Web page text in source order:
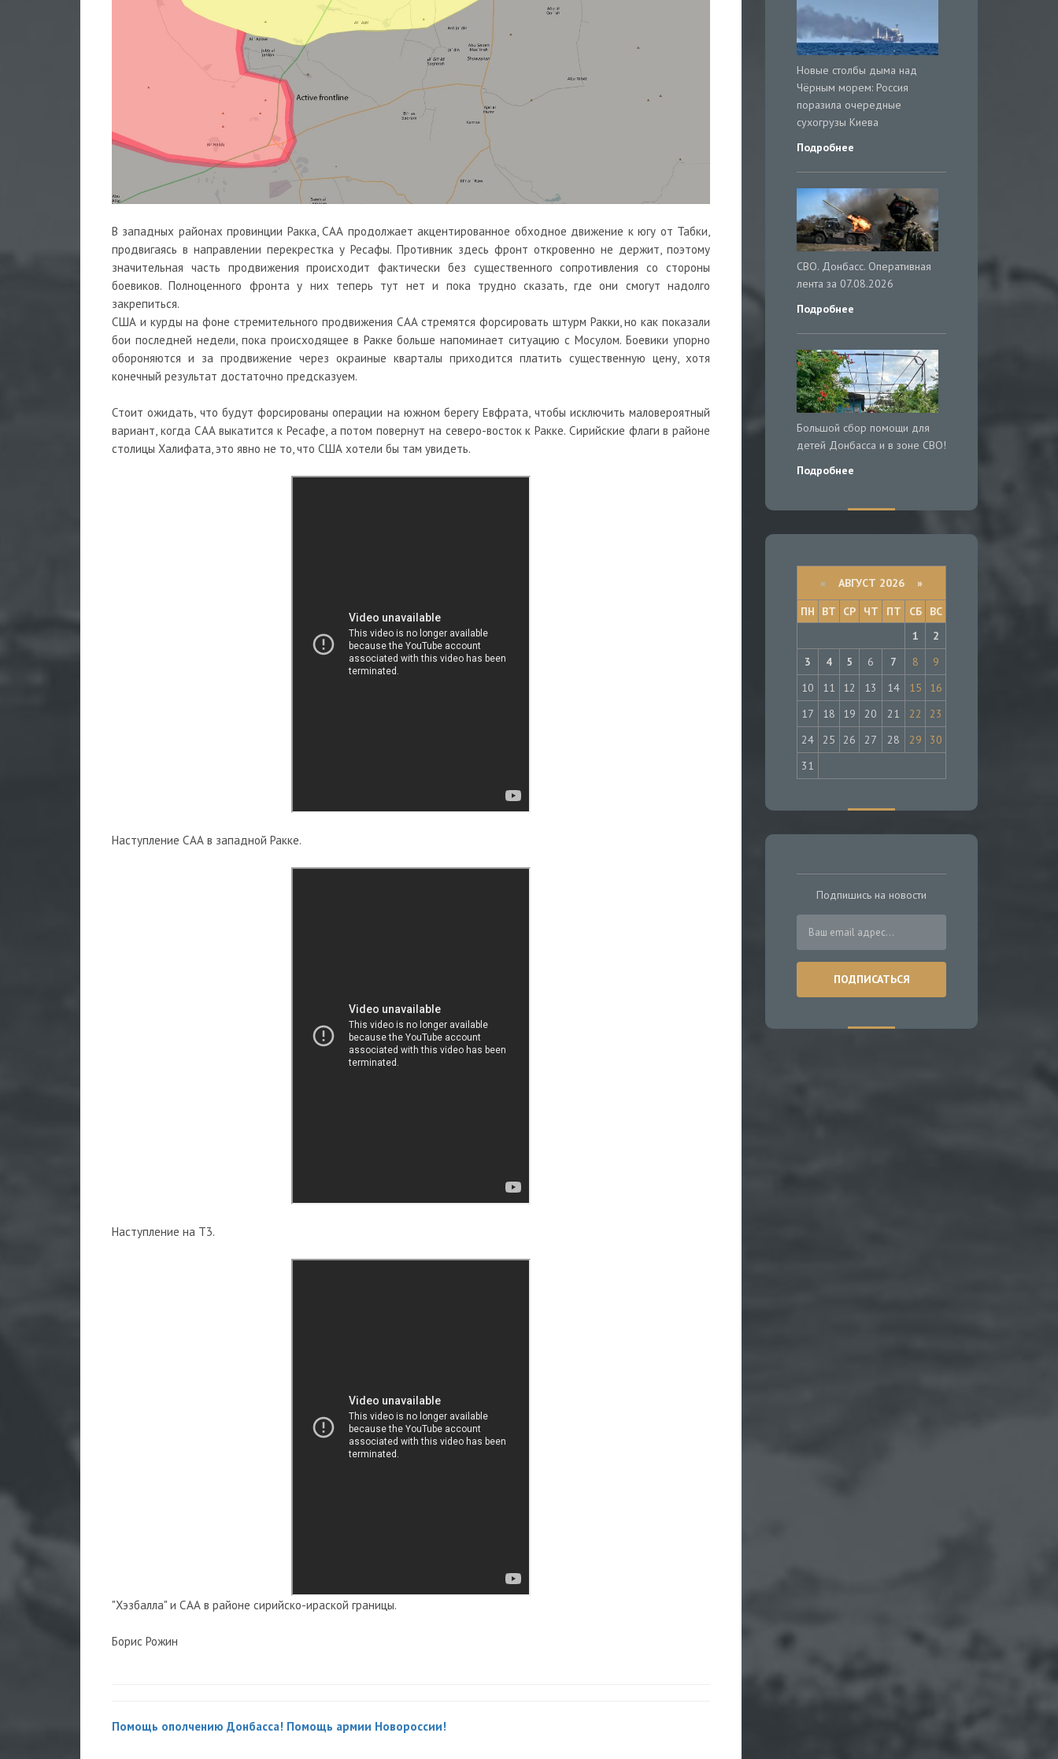
В западных районах провинции Ракка, САА продолжает акцентированное обходное движение к югу от Табки,
продвигаясь в направлении перекрестка у Ресафы. Противник здесь фронт откровенно не держит, поэтому
значительная часть продвижения происходит фактически без существенного сопротивления со стороны
боевиков. Полноценного фронта у них теперь тут нет и пока трудно сказать, где они смогут надолго
закрепиться.
США и курды на фоне стремительного продвижения САА стремятся форсировать штурм Ракки, но как показали
бои последней недели, пока происходящее в Ракке больше напоминает ситуацию с Мосулом. Боевики упорно
обороняются и за продвижение через окраиные кварталы приходится платить существенную цену, хотя
конечный результат достаточно предсказуем.
Стоит ожидать, что будут форсированы операции на южном берегу Евфрата, чтобы исключить маловероятный
вариант, когда САА выкатится к Ресафе, а потом повернут на северо-восток к Ракке. Сирийские флаги в районе
столицы Халифата, это явно не то, что США хотели бы там увидеть.
Наступление САА в западной Ракке.
Наступление на Т3.
"Хэзбалла" и САА в районе сирийско-ираской границы.
Борис Рожин
Помощь ополчению Донбасса! Помощь армии Новороссии!
Новые столбы дыма над
Чёрным морем: Россия
поразила очередные
сухогрузы Киева
Подробнее
СВО. Донбасс. Оперативная
лента за 07.08.2026
Подробнее
Большой сбор помощи для
детей Донбасса и в зоне СВО!
Подробнее
« АВГУСТ 2026 »
ПН
ВТ СР ЧТ ПТ СБ
ВС
1
2
3
4 5 6 7 8
9
10
11 12 13 14 15
16
17
18 19 20 21 22
23
24
25 26 27 28 29
30
31
Подпишись на новости